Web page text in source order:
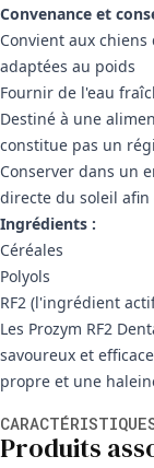
Convenance et
Convient aux
adaptées au poids
Fournir de l'eau
Destiné à une
constitue pas un
Conserver dans un
directe du soleil
Ingrédients :
Céréales
Polyols
RF2 (l'ingrédient
Les Prozym RF2
savoureux et
propre et une
Produits